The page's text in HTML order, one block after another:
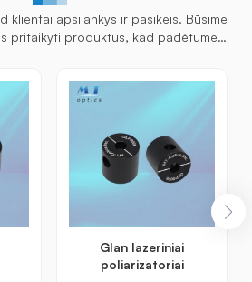
klientai apsilankys ir pasikeis. Būsime
pritaikyti produktus, kad padėtume
Glan lazeriniai
poliarizatoriai